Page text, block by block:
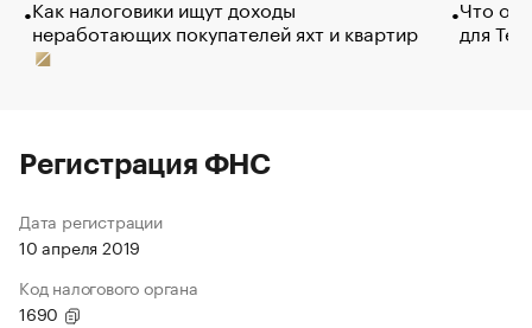
Как налоговики ищут доходы
неработающих покупателей яхт и квартир
Что
для
Регистрация ФНС
Дата регистрации
10 апреля 2019
Код налогового органа
1690